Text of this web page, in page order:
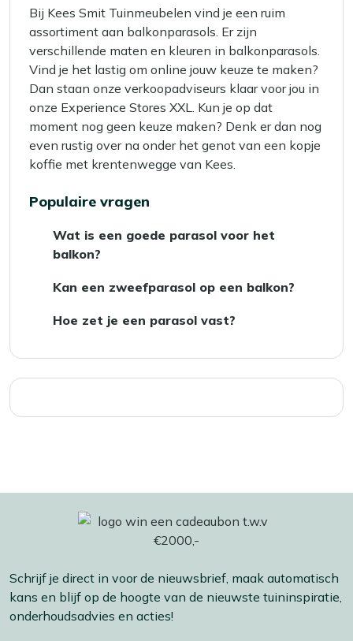
Bij Kees Smit Tuinmeubelen vind je een ruim
assortiment aan balkonparasols. Er zijn
verschillende maten en kleuren in balkonparasols.
Vind je het lastig om online jouw keuze te maken?
Dan staan onze verkoopadviseurs klaar voor jou in
onze Experience Stores XXL. Kun je op dat
moment nog geen keuze maken? Denk er dan nog
even rustig over na onder het genot van een kopje
koffie met krentenwegge van Kees.
Populaire vragen
Wat is een goede parasol voor het
balkon?
staande parasols met een ronde of vierkante
voet. Een staande parasol vangt namelijk
Kan een zweefparasol op een balkon?
het balkon. Deze is namelijk erg vatbaar voor
Hoe zet je een parasol vast?
balkonvoet. Dit is een parasolvoet speciaal
gemaakt voor een balkonparasol.
Schrijf je direct in voor de nieuwsbrief, maak automatisch
kans en blijf op de hoogte van de nieuwste tuininspiratie,
onderhoudsadvies en acties!